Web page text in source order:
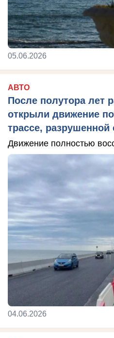
05.06.2026
АВТО
После полутора лет
открыли движение
трассе, разрушенной
Движение полностью
04.06.2026